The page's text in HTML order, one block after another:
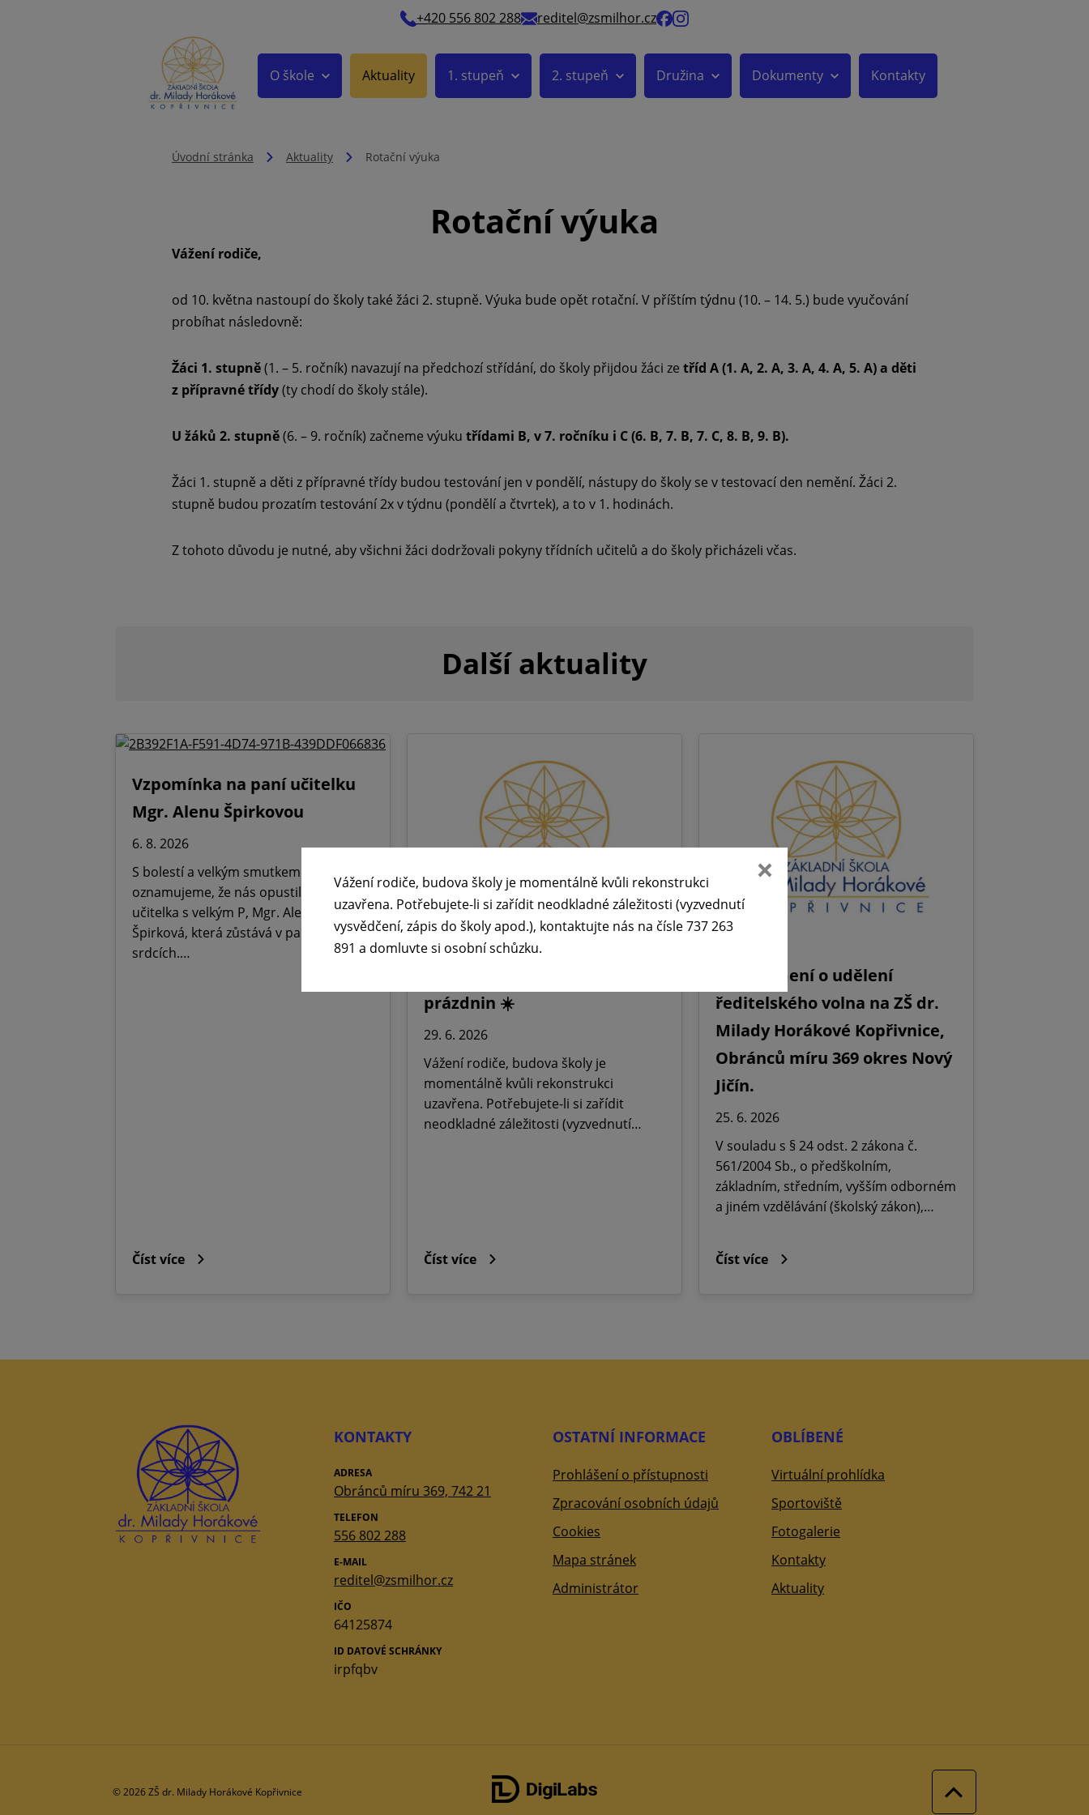
+420 556 802 288 reditel@zsmilhor.cz
O škole Aktuality 1. stupeň 2. stupeň Družina Dokumenty Kontakty
Úvodní stránka Aktuality Rotační výuka
Rotační výuka
Vážení rodiče,
od 10. května nastoupí do školy také žáci 2. stupně. Výuka bude opět rotační. V příštím týdnu (10. – 14. 5.) bude vyučování
probíhat následovně:
Žáci 1. stupně(1. – 5. ročník) navazují na předchozí střídání, do školy přijdou žáci ze tříd A (1. A, 2. A, 3. A, 4. A, 5. A) a děti
z přípravné třídy(ty chodí do školy stále).
U žáků 2. stupně(6. – 9. ročník) začneme výuku třídami B, v 7. ročníku i C (6. B, 7. B, 7. C, 8. B, 9. B).
Žáci 1. stupně a děti z přípravné třídy budou testování jen v pondělí, nástupy do školy se v testovací den nemění. Žáci 2.
stupně budou prozatím testování 2x v týdnu (pondělí a čtvrtek), a to v 1. hodinách.
Z tohoto důvodu je nutné, aby všichni žáci dodržovali pokyny třídních učitelů a do školy přicházeli včas.
Další aktuality
Vzpomínka na paní učitelku
Mgr. Alenu Špirkovou
6. 8. 2026
S bolestí a velkým smutkem
oznamujeme, že nás opustila Paní
učitelka s velkým P, Mgr. Alena
Špirková, která zůstává v paměti,
srdcích.…
Číst více
prázdnin ☀️
29. 6. 2026
Vážení rodiče, budova školy je
momentálně kvůli rekonstrukci
uzavřena. Potřebujete-li si zařídit
neodkladné záležitosti (vyzvednutí…
Číst více
🪧Oznámení o udělení
ředitelského volna na ZŠ dr.
Milady Horákové Kopřivnice,
Obránců míru 369 okres Nový
Jičín.
25. 6. 2026
V souladu s § 24 odst. 2 zákona č.
561/2004 Sb., o předškolním,
základním, středním, vyšším odborném
a jiném vzdělávání (školský zákon),…
Číst více
KONTAKTY
ADRESA
Obránců míru 369, 742 21
TELEFON
556 802 288
E-MAIL
reditel@zsmilhor.cz
IČO
64125874
ID DATOVÉ SCHRÁNKY
irpfqbv
OSTATNÍ INFORMACE
Prohlášení o přístupnosti
Zpracování osobních údajů
Cookies
Mapa stránek
Administrátor
OBLÍBENÉ
Virtuální prohlídka
Sportoviště
Fotogalerie
Kontakty
Aktuality
© 2026 ZŠ dr. Milady Horákové Kopřivnice
Vážení rodiče, budova školy je momentálně kvůli rekonstrukci
uzavřena. Potřebujete-li si zařídit neodkladné záležitosti (vyzvednutí
vysvědčení, zápis do školy apod.), kontaktujte nás na čísle 737 263
891 a domluvte si osobní schůzku.